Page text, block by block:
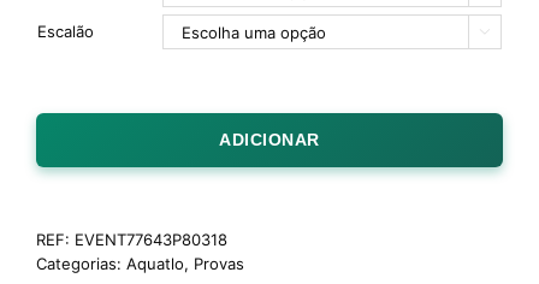
Escalão 
ADICIONAR
REF: EVENT77643P80318
Categorias: Aquatlo, Provas